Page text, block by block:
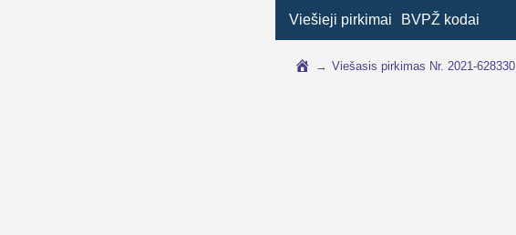
Viešieji pirkimai BVPŽ kodai
→ Viešasis pirkimas Nr. 2021-628330